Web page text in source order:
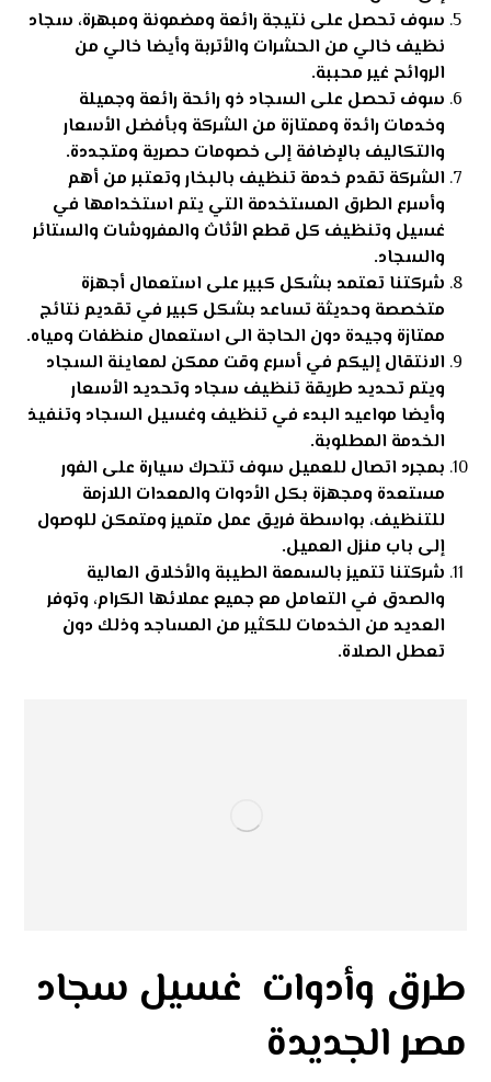
سوف تحصل على نتيجة رائعة ومضمونة ومبهرة، سجاد
نظيف خالي من الحشرات والأتربة وأيضا خالي من
الروائح غير محببة.
سوف تحصل على السجاد ذو رائحة رائعة وجميلة
وخدمات رائدة وممتازة من الشركة وبأفضل الأسعار
والتكاليف بالإضافة إلى خصومات حصرية ومتجددة.
الشركة تقدم خدمة تنظيف بالبخار وتعتبر من أهم
وأسرع الطرق المستخدمة التي يتم استخدامها في
غسيل وتنظيف كل قطع الأثاث والمفروشات والستائر
والسجاد.
شركتنا تعتمد بشكل كبير على استعمال أجهزة
متخصصة وحديثة تساعد بشكل كبير في تقديم نتائج
ممتازة وجيدة دون الحاجة الى استعمال منظفات ومياه.
الانتقال إليكم في أسرع وقت ممكن لمعاينة السجاد
ويتم تحديد طريقة تنظيف سجاد وتحديد الأسعار
وأيضا مواعيد البدء في تنظيف وغسيل السجاد وتنفيذ
الخدمة المطلوبة.
بمجرد اتصال للعميل سوف تتحرك سيارة على الفور
مستعدة ومجهزة بكل الأدوات والمعدات اللازمة
للتنظيف، بواسطة فريق عمل متميز ومتمكن للوصول
إلى باب منزل العميل.
شركتنا تتميز بالسمعة الطيبة والأخلاق العالية
والصدق في التعامل مع جميع عملائها الكرام، وتوفر
العديد من الخدمات للكثير من المساجد وذلك دون
تعطل الصلاة.
طرق وأدوات غسيل سجاد
مصر الجديدة